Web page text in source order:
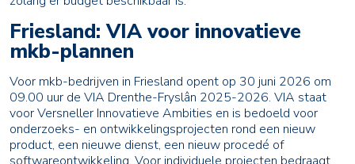
Friesland: VIA voor innovatieve
mkb-plannen
Voor mkb-bedrijven in Friesland opent op 30 juni 2026 om
09.00 uur de VIA Drenthe-Fryslân 2025-2026. VIA staat
voor Versneller Innovatieve Ambities en is bedoeld voor
onderzoeks- en ontwikkelingsprojecten rond een nieuw
product, een nieuwe dienst, een nieuw procedé of